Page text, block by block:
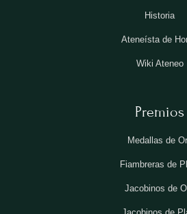
Historia
Ateneísta de
Wiki Ateneo
Premios
Medallas de
Fiambreras de
Jacobinos de